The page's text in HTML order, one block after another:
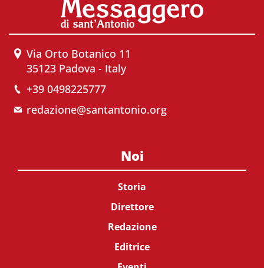
Via Orto Botanico 11
35123 Padova - Italy
+39 0498225777
redazione@santantonio.org
Noi
Storia
Direttore
Redazione
Editrice